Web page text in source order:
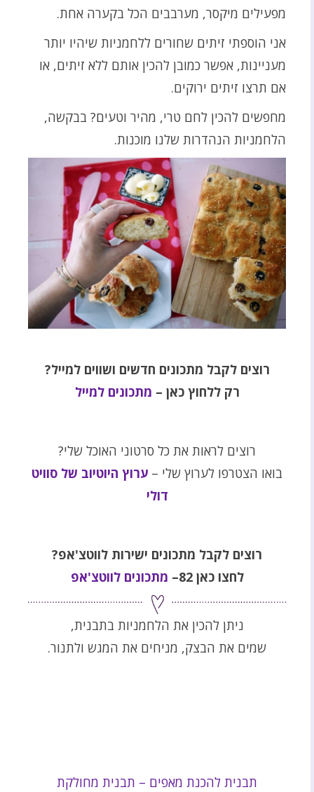
מפעילים מיקסר, מערבבים הכל בקערה אחת.
אני הוספתי זיתים שחורים ללחמניות שיהיו יותר
מעניינות, אפשר כמובן להכין אותם ללא זיתים, או
אם תרצו זיתים ירוקים.
מחפשים להכין לחם טרי, מהיר וטעים? בבקשה,
הלחמניות הנהדרות שלנו מוכנות.
רוצים לקבל מתכונים חדשים ושווים למייל?
רק ללחוץ כאן – מתכונים למייל
רוצים לראות את כל סרטוני האוכל שלי?
בואו הצטרפו לערוץ שלי – ערוץ היוטיוב של סוויט
דולי
רוצים לקבל מתכונים ישירות לווטצ'אפ?
לחצו כאן 82–
מתכונים לווטצ'אפ
ניתן להכין את הלחמניות בתבנית,
שמים את הבצק, מניחים את המגש ולתנור.
תבנית להכנת מאפים – תבנית מחולקת